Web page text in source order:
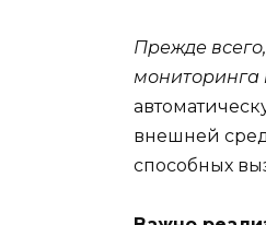
Прежде
мониторинга
внешней
способных